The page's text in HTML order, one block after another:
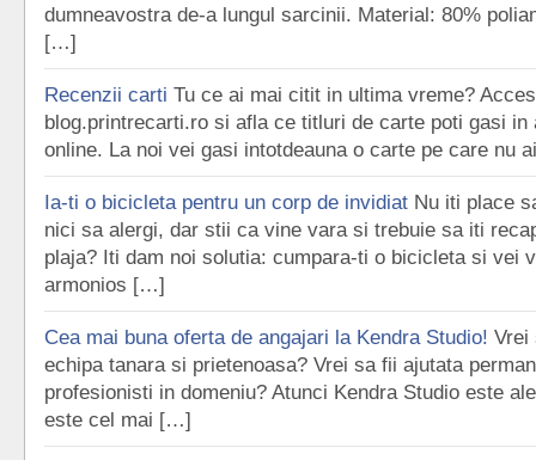
dumneavostra de-a lungul sarcinii. Material: 80%
[…]
Recenzii carti Tu ce ai mai citit in ultima vreme?
blog.printrecarti.ro si afla ce titluri de carte poti gasi in
online. La noi vei gasi intotdeauna o carte pe care nu
Ia-ti o bicicleta pentru un corp de invidiat Nu iti place
nici sa alergi, dar stii ca vine vara si trebuie sa iti
plaja? Iti dam noi solutia: cumpara-ti o bicicleta si vei
armonios […]
Cea mai buna oferta de angajari la Kendra Studio! Vrei
echipa tanara si prietenoasa? Vrei sa fii ajutata
profesionisti in domeniu? Atunci Kendra Studio este
este cel mai […]